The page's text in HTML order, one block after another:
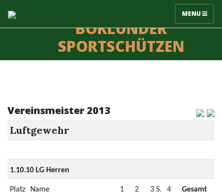
MENU
BÖKLUNDER
SPORTSCHÜTZEN
Vereinsmeister 2013
Luftgewehr
1.10.10 LG Herren
Platz Name
1
2
3 S.
4
Gesamt